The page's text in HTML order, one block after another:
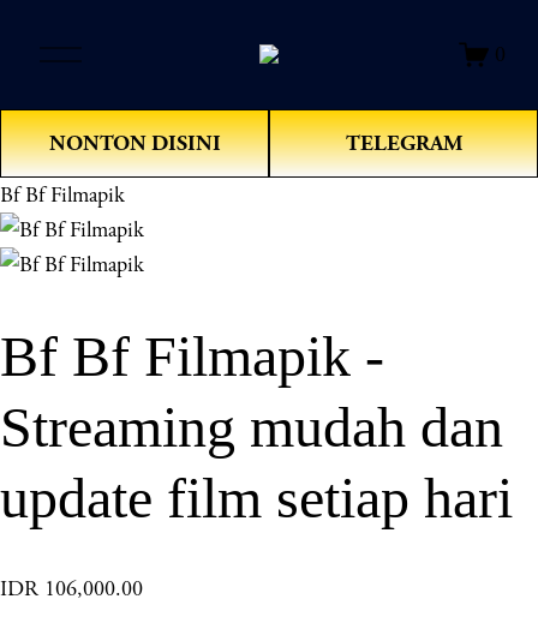
e
n
M
e
u
0
NONTON DISINI TELEGRAM
Bf Bf Filmapik
Bf Bf Filmapik -
Streaming mudah dan
update film setiap hari
IDR 106,000.00